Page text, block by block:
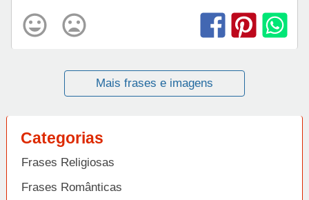
Mais frases e imagens
Categorias
Frases Religiosas
Frases Românticas